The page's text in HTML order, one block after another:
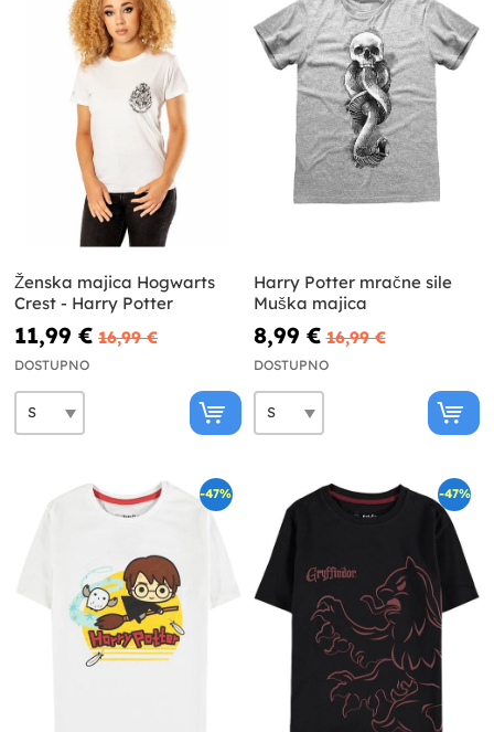
Ženska majica Hogwarts
Crest - Harry Potter
11,99 € 16,99 €
DOSTUPNO
Harry Potter mračne sile
Muška majica
8,99 € 16,99 €
DOSTUPNO
-47% -47%